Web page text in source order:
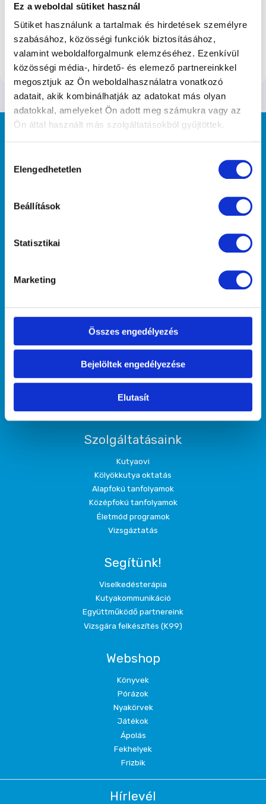
Ez a weboldal sütiket használ
Sütiket használunk a tartalmak és hirdetések személyre
szabásához, közösségi funkciók biztosításához,
valamint weboldalforgalmunk elemzéséhez. Ezenkívül
közösségi média-, hirdető- és elemező partnereinkkel
megosztjuk az Ön weboldalhasználatra vonatkozó
adatait, akik kombinálhatják az adatokat más olyan
adatokkal, amelyeket Ön adott meg számukra vagy az
Ön által használt más szolgáltatásokból gyűjtöttek.
kiválasztása
Elengedhetetlen
Beállítások
Statisztikai
Marketing
Összes engedélyezés
Bejelöltek engedélyezése
Elutasít
Kölyökkutya
Programraés
kezdjétek el a
tanulást már ma!
megnézni, tükörbe tekintünk, hogy
tekintve ismerjük meg." (Arisztotelész)
Hajógyári Kutyasuli
Kőbányai Kutyasuli
Őrmezői Kutyasuli
Rákoscsabai Kutyasuli
Őrmezői Kölyök Suli
Szolgáltatásaink
Kutyaovi
Kölyökkutya oktatás
Alapfokú tanfolyamok
Középfokú tanfolyamok
Életmód programok
Vizsgáztatás
Segítünk!
Viselkedésterápia
Kutyakommunikáció
Együttműködő partnereink
Vizsgára felkészítés (K99)
Webshop
Könyvek
Pórázok
Nyakörvek
Játékok
Ápolás
Fekhelyek
Frizbik
Hírlevél